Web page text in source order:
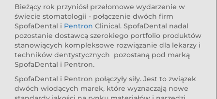
Bieżący rok przyniósł przełomowe wydarzenie w
świecie stomatologii - połączenie dwóch firm
SpofaDental i Pentron Clinical. SpofaDental nadal
pozostanie dostawcą szerokiego portfolio produktów
stanowiących kompleksowe rozwiązanie dla lekarzy i
techników dentystycznych pozostaną pod marką
SpofaDental i Pentron.
SpofaDental i Pentron połączyły siły. Jest to związek
dwóch wiodących marek, które wyznaczają nowe